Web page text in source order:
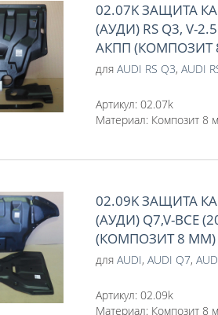
02.07K ЗАЩИТА
(АУДИ) RS Q3, V-
АКПП (КОМПОЗИТ
для AUDI RS Q3, AUDI
Артикул: 02.07k
Материал: Композит 8
02.09K ЗАЩИТА
(АУДИ) Q7,V-ВСЕ
(КОМПОЗИТ 8 ММ)
для AUDI, AUDI Q7,
Артикул: 02.09k
Материал: Композит 8